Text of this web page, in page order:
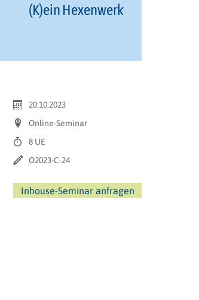
(K)ein Hexenwerk
20.10.2023
Online-Seminar
8 UE
O2023-C-24
Inhouse-Seminar anfragen